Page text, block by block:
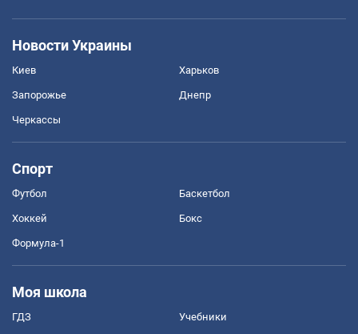
Новости Украины
Киев Харьков
Запорожье Днепр
Черкассы
Спорт
Футбол Баскетбол
Хоккей Бокс
Формула-1
Моя школа
ГДЗ Учебники